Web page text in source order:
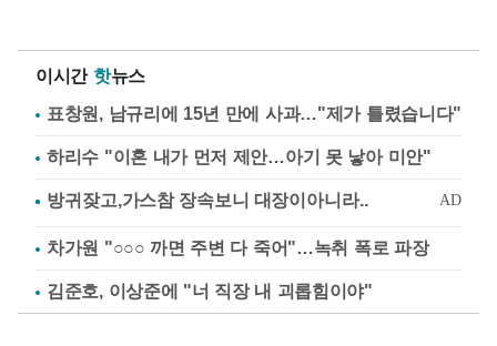
이시간 핫뉴스
표창원, 남규리에 15년 만에 사과…"제가 틀렸습니다"
하리수 "이혼 내가 먼저 제안…아기 못 낳아 미안"
차가원 "○○○ 까면 주변 다 죽어"…녹취 폭로 파장
김준호, 이상준에 "너 직장 내 괴롭힘이야"